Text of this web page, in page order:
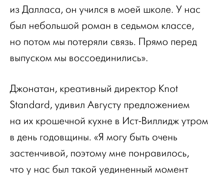
из Далласа, он учился в моей школе. У нас
был небольшой роман в седьмом классе,
но потом мы потеряли связь. Прямо перед
выпуском мы воссоединились».
Джонатан, креативный директор Knot
Standard, удивил Августу предложением
на их крошечной кухне в Ист-Виллидж утром
в день годовщины. «Я могу быть очень
застенчивой, поэтому мне понравилось,
что у нас был такой уединенный момент